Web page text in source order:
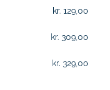
kr. 129,00
kr. 309,00
kr. 329,00